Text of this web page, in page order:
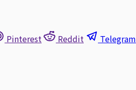
Pinterest Reddit Telegram